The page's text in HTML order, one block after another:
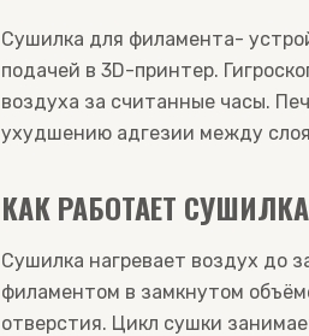
Сушилка для филамента-
подачей в 3D-принтер.
воздуха за считанные часы.
ухудшению адгезии между
КАК РАБОТАЕТ СУШИЛКА
Сушилка нагревает воздух до
филаментом в замкнутом
отверстия. Цикл сушки